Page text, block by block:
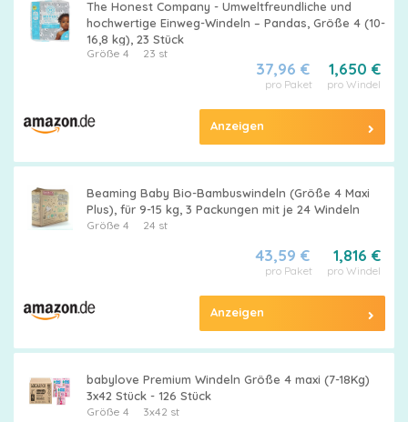
Größen
Feuchttücher
The Honest Company - Umweltfreundliche und
hochwertige Einweg-Windeln – Pandas, Größe 4 (10-
16,8 kg), 23 Stück
Größe 4 23 st
1,650 €
pro Windel
37,96 €
pro Paket
Anzeigen
Beaming Baby Bio-Bambuswindeln (Größe 4 Maxi
Plus), für 9-15 kg, 3 Packungen mit je 24 Windeln
Größe 4 24 st
1,816 €
pro Windel
43,59 €
pro Paket
Anzeigen
babylove Premium Windeln Größe 4 maxi (7-18Kg)
3x42 Stück - 126 Stück
Größe 4 3x42 st